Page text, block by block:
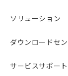
ソリューション
ダウンロードセ
サービスサポート